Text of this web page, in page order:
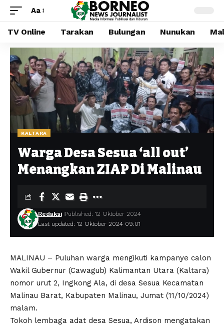
Aa
TV Online Tarakan Bulungan Nunukan
KALTARA
Warga Desa Sesua ‘all out’
Menangkan ZIAP Di Malinau
Last updated: 12 Oktober 2024 09:01
Redaksi Published: 12 Oktober 2024
MALINAU – Puluhan warga mengikuti kampanye calon
Wakil Gubernur (Cawagub) Kalimantan Utara (Kaltara)
nomor urut 2, Ingkong Ala, di desa Sesua Kecamatan
Malinau Barat, Kabupaten Malinau, Jumat (11/10/2024)
malam.
Tokoh lembaga adat desa Sesua, Ardison mengatakan